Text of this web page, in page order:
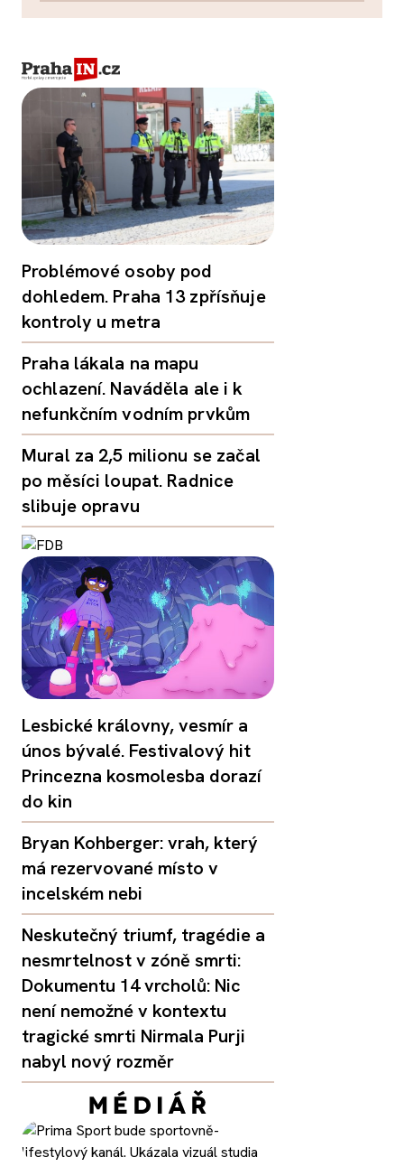
Problémové osoby pod
dohledem. Praha 13 zpřísňuje
kontroly u metra
Praha lákala na mapu
ochlazení. Naváděla ale i k
nefunkčním vodním prvkům
Mural za 2,5 milionu se začal
po měsíci loupat. Radnice
slibuje opravu
Lesbické královny, vesmír a
únos bývalé. Festivalový hit
Princezna kosmolesba dorazí
do kin
Bryan Kohberger: vrah, který
má rezervované místo v
incelském nebi
Neskutečný triumf, tragédie a
nesmrtelnost v zóně smrti:
Dokumentu 14 vrcholů: Nic
není nemožné v kontextu
tragické smrti Nirmala Purji
nabyl nový rozměr